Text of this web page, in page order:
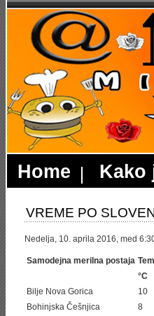
Home Kako
VREME PO
Nedelja, 10. aprila 2016, med
Samodejna merilna postaja
°C
Bilje Nova Gorica
10
Bohinjska Češnjica
8